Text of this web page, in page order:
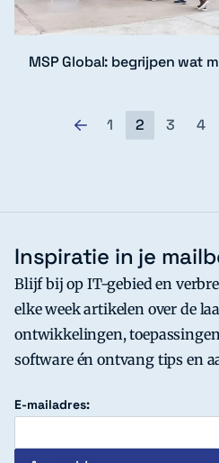
MSP Global: begrijpen wat
1 2 3 4
Inspiratie in je
Blijf bij op IT-gebied en
elke week artikelen over de
ontwikkelingen,
software én ontvang tips en
E-mailadres: